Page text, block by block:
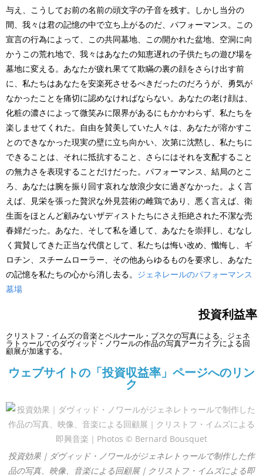
与え、こうしてお前の名前の頭文字の子音を残す。しかし当分の
間、我々は君の記憶の中で立ち上がるのだ、パフォーマンス。この
宣言の行為によって、この共同墓地、この開かれた盆地、空洞に向
かうこの荒れ地で、我々はあなたの知恵遅れの子供たちの遊び場を
墓地に変える。あなたが疲れ果てて欺瞞の裏の顔をさらけ出す前
に、私たちはあなたを安楽死させるべきだったのだろうが、勇気が
なかったことを痛切に認めなければならない。あなたの老け顔は、
化粧の濃さによって微笑みに限界があるにもかかわらず、私たちを
楽しませてくれた。自由を賛美していた人々は、あなたが溶かすこ
とのできなかった現実の壁に立ち向かい、次第に沈黙し、私たちに
できることは、それに抵抗すること、さらにはそれを支配すること
の無力さを表現することだけだった。パフォーマンス、結局のとこ
ろ、あなたは腕を振り回す哀れな放浪少女に過ぎなかった。よく言
えば、見栄を張った贅沢な外見芸術の雌鶏であり、悪く言えば、衛
生面をほとんど顧みないザディストたちにさえ拒絶された不潔な売
春婦だった。あなた、そして私を通して、あなたを崇拝し、むなし
く賞賛してきた正当な代償として、私たちは悔い改め、懺悔し、ギ
ロチン、スチームローラー、その他あらゆるものを要求し、あなた
の記憶を私たちの心から消し去る。 ジェネレールのパフォーマンス
墓場
投資利益率
クリストフ・イムズの音楽とベルナール・ブスケの写真による、ジェネ
ラトゥールでのダヴィッド・ノワールの作品の写真アーカイブによる回
顧展が加速する。
ウェブサイトの「投資収益率」ページへのリン
ク
投資効果｜ダヴィッド・ノワールがジェネレトゥールで制作した作
品の写真、映像、音楽による回顧展｜クリストフ・イムズによる即